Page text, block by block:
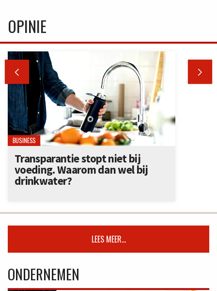
OPINIE
 
BUSINESS
Transparantie stopt niet bij
voeding. Waarom dan wel bij
drinkwater?
LEES MEER...
ONDERNEMEN